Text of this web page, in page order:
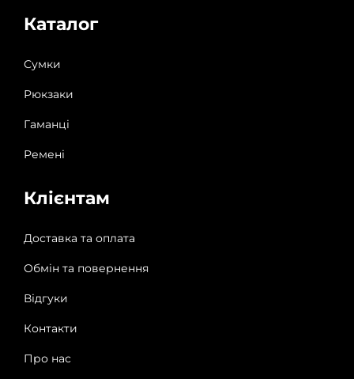
Каталог
Сумки
Рюкзаки
Гаманці
Ремені
Клієнтам
Доставка та оплата
Обмін та повернення
Відгуки
Контакти
Про нас